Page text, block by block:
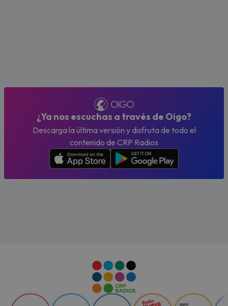
¿Ya nos escuchas a través de Oigo?
Descarga la última versión y disfruta de todo el
contenido de CRP Radios